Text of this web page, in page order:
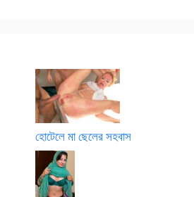
হোটেলে মা ছেলের সহবাস